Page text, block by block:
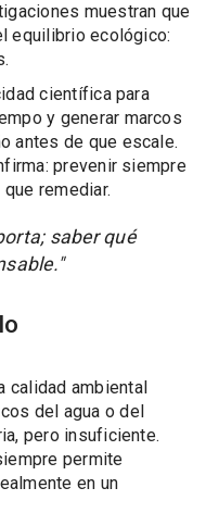
muestran que
equilibrio ecológico:
científica para
y generar marcos
antes de que escale.
prevenir siempre
remediar.
saber qué
calidad ambiental
del agua o del
pero insuficiente.
permite
en un